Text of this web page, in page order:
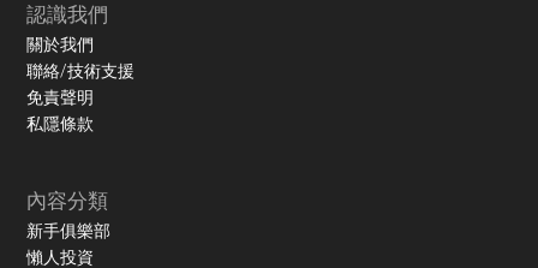
認識我們
關於我們
聯絡/技術支援
免責聲明
私隱條款
內容分類
新手俱樂部
懶人投資